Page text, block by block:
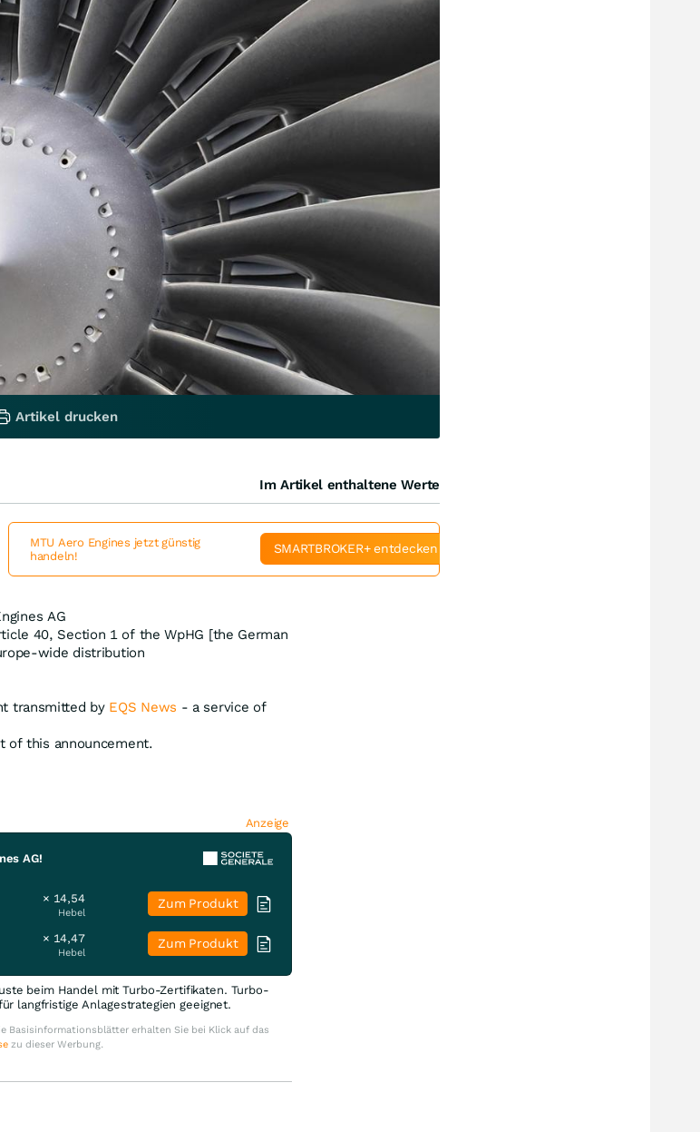
AG
40, Section 1 of the WpHG [the German
wide distribution
transmitted by EQS News - a service of
of this announcement.
Anzeige
AG!
× 14,54
Hebel
Zum Produkt
× 14,47
Hebel
Zum Produkt
beim Handel mit Turbo-Zertifikaten. Turbo-
langfristige Anlagestrategien geeignet.
Basisinformationsblätter erhalten Sie bei Klick auf das
zu dieser Werbung.
Artikel drucken
Im Artikel enthaltene Werte
MTU Aero Engines jetzt günstig
handeln!
SMARTBROKER+ entdecken